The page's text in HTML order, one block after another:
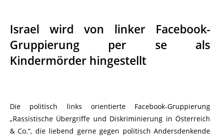
Israel wird von linker Facebook-
Gruppierung per se als
Kindermörder hingestellt
Die politisch links orientierte Facebook-Gruppierung
„Rassistische Übergriffe und Diskriminierung in Österreich
& Co.“, die liebend gerne gegen politisch Andersdenkende